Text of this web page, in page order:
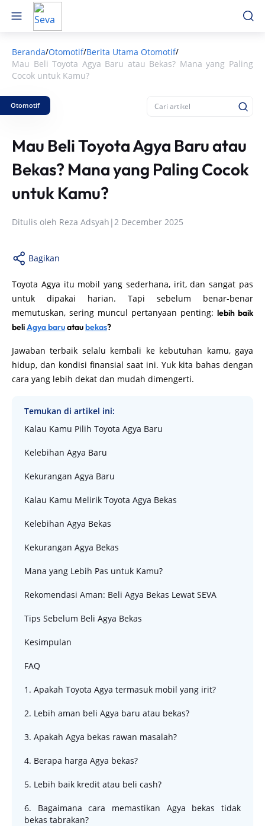
Beranda/Otomotif/Berita Utama Otomotif/
Mau Beli Toyota Agya Baru atau Bekas? Mana yang Paling
Cocok untuk Kamu?
Otomotif
Mau Beli Toyota Agya Baru atau
Bekas? Mana yang Paling Cocok
untuk Kamu?
Ditulis oleh Reza Adsyah |2 December 2025
Bagikan
Toyota Agya itu mobil yang sederhana, irit, dan sangat pas
untuk dipakai harian. Tapi sebelum benar-benar
memutuskan, sering muncul pertanyaan penting: lebih baik
beliAgya baruataubekas?
Jawaban terbaik selalu kembali ke kebutuhan kamu, gaya
hidup, dan kondisi finansial saat ini. Yuk kita bahas dengan
cara yang lebih dekat dan mudah dimengerti.
Temukan di artikel ini:
Kalau Kamu Pilih Toyota Agya Baru
Kelebihan Agya Baru
Kekurangan Agya Baru
Kalau Kamu Melirik Toyota Agya Bekas
Kelebihan Agya Bekas
Kekurangan Agya Bekas
Mana yang Lebih Pas untuk Kamu?
Rekomendasi Aman: Beli Agya Bekas Lewat SEVA
Tips Sebelum Beli Agya Bekas
Kesimpulan
FAQ
1. Apakah Toyota Agya termasuk mobil yang irit?
2. Lebih aman beli Agya baru atau bekas?
3. Apakah Agya bekas rawan masalah?
4. Berapa harga Agya bekas?
5. Lebih baik kredit atau beli cash?
6. Bagaimana cara memastikan Agya bekas tidak
bekas tabrakan?